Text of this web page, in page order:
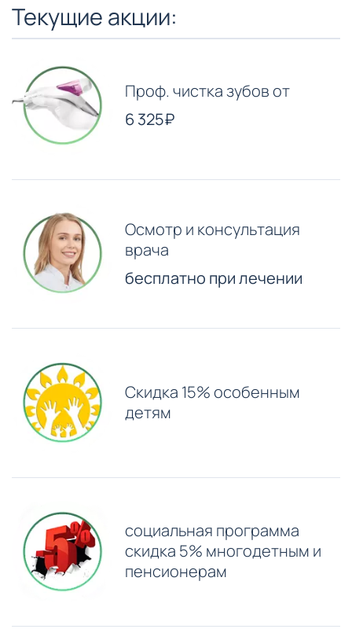
Текущие акции:
Проф. чистка зубов от
6 325₽
Осмотр и консультация
врача
бесплатно при лечении
Скидка 15% особенным
детям
⁠социальная программа
скидка 5% многодетным и
пенсионерам